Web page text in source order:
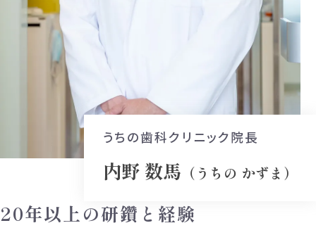
うちの歯科クリニック院長
内野 数馬 （うちの かずま）
20年以上の研鑽と経験